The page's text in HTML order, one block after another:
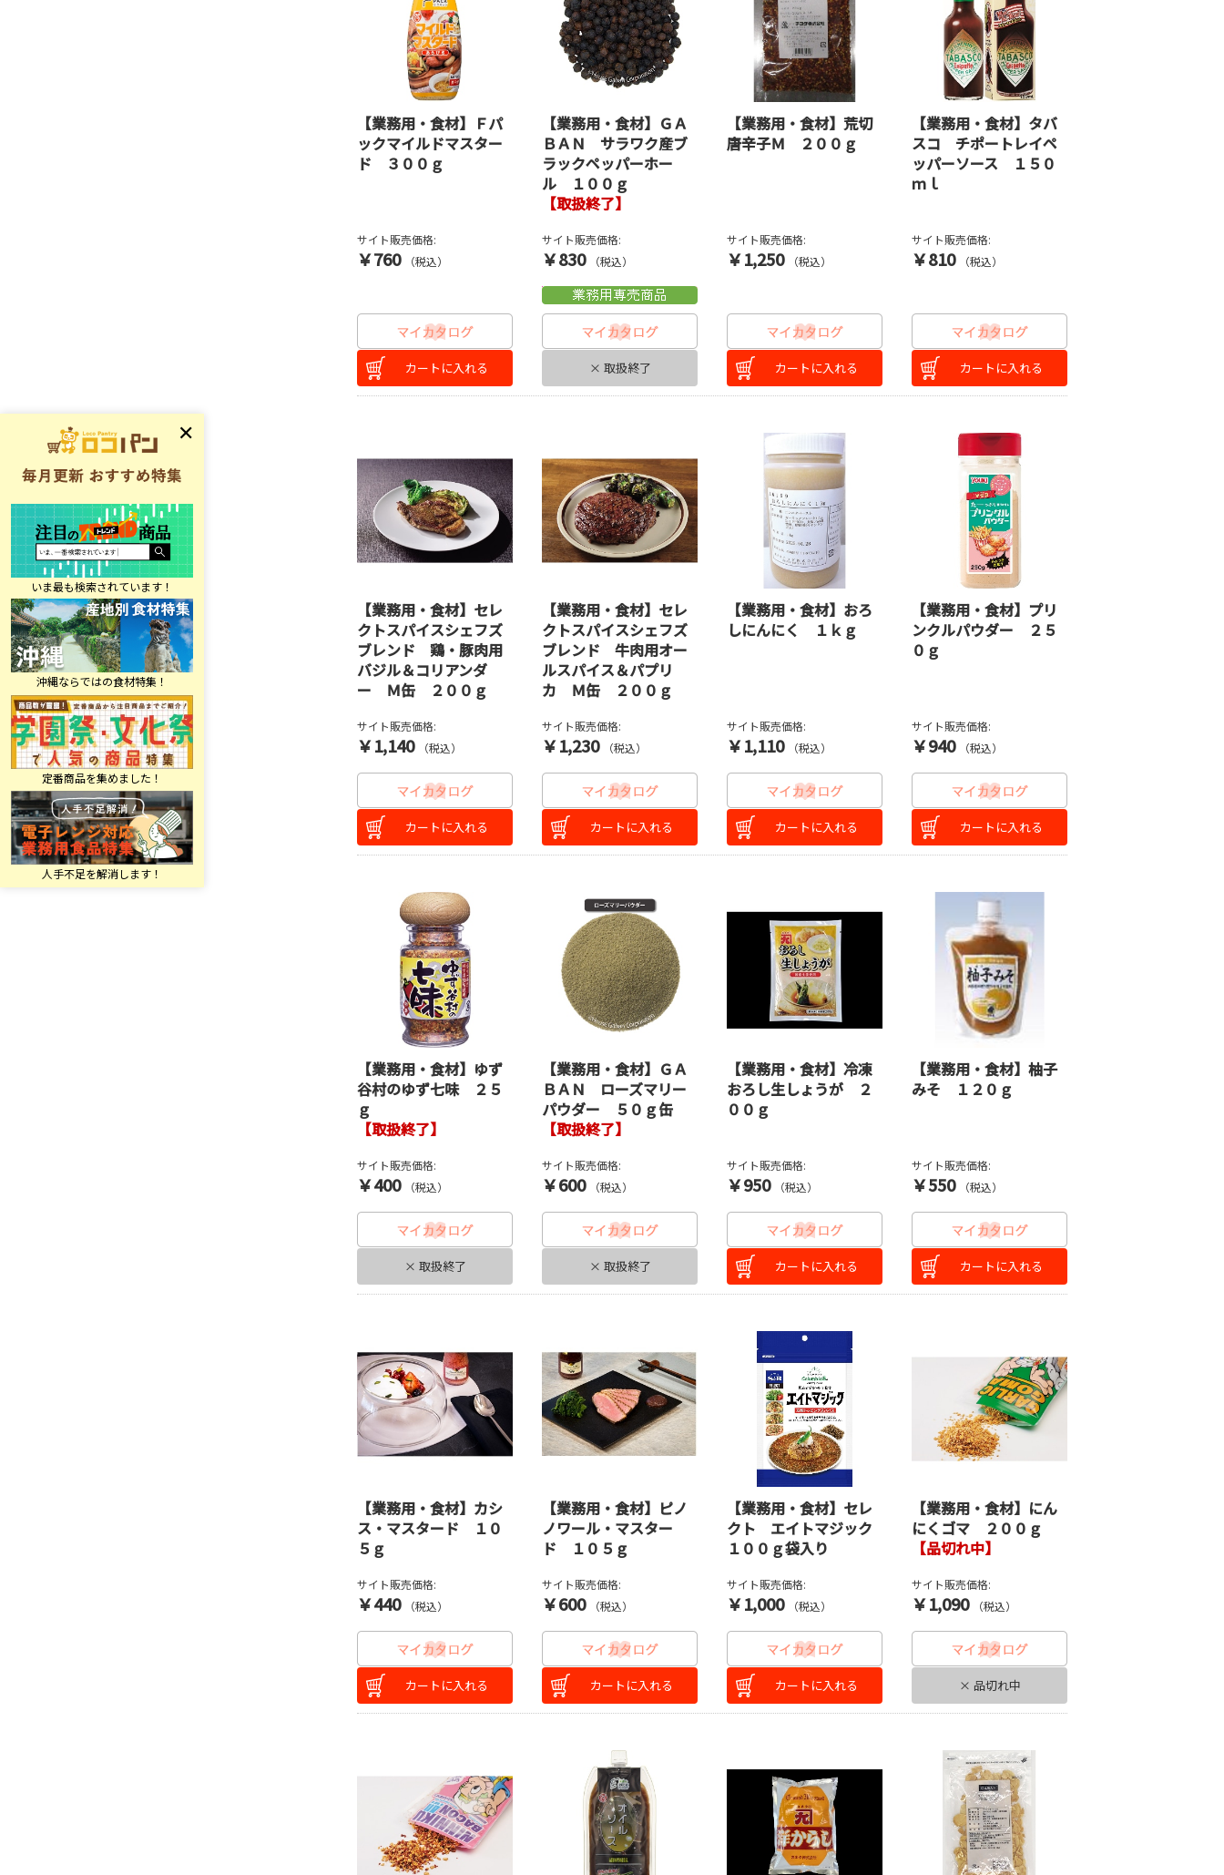
【業務用・食材】Ｆパ
ックマイルドマスター
ド ３００ｇ
サイト販売価格:
￥760 （税込）
カートに入れる
【業務用・食材】ＧＡ
ＢＡＮ サラワク産ブ
ラックペッパーホー
ル １００ｇ
【取扱終了】
サイト販売価格:
￥830 （税込）
× 取扱終了
【業務用・食材】荒切
唐辛子Ｍ ２００ｇ
サイト販売価格:
￥1,250 （税込）
カートに入れる
【業務用・食材】タバ
スコ チポートレイペ
ッパーソース １５０
ｍｌ
サイト販売価格:
￥810 （税込）
カートに入れる
【業務用・食材】セレ
クトスパイスシェフズ
ブレンド 鶏・豚肉用
バジル＆コリアンダ
ー Ｍ缶 ２００ｇ
サイト販売価格:
￥1,140 （税込）
カートに入れる
【業務用・食材】セレ
クトスパイスシェフズ
ブレンド 牛肉用オー
ルスパイス＆パプリ
カ Ｍ缶 ２００ｇ
サイト販売価格:
￥1,230 （税込）
カートに入れる
【業務用・食材】おろ
しにんにく １ｋｇ
サイト販売価格:
￥1,110 （税込）
カートに入れる
【業務用・食材】プリ
ンクルパウダー ２５
０ｇ
サイト販売価格:
￥940 （税込）
カートに入れる
【業務用・食材】ゆず
谷村のゆず七味 ２５
ｇ
【取扱終了】
サイト販売価格:
￥400 （税込）
× 取扱終了
【業務用・食材】ＧＡ
ＢＡＮ ローズマリー
パウダー ５０ｇ缶
【取扱終了】
サイト販売価格:
￥600 （税込）
× 取扱終了
【業務用・食材】冷凍
おろし生しょうが ２
００ｇ
サイト販売価格:
￥950 （税込）
カートに入れる
【業務用・食材】柚子
みそ １２０ｇ
サイト販売価格:
￥550 （税込）
カートに入れる
【業務用・食材】カシ
ス・マスタード １０
５ｇ
サイト販売価格:
￥440 （税込）
カートに入れる
【業務用・食材】ピノ
ノワール・マスター
ド １０５ｇ
サイト販売価格:
￥600 （税込）
カートに入れる
【業務用・食材】セレ
クト エイトマジック
１００ｇ袋入り
サイト販売価格:
￥1,000 （税込）
カートに入れる
【業務用・食材】にん
にくゴマ ２００ｇ
【品切れ中】
サイト販売価格:
￥1,090 （税込）
× 品切れ中